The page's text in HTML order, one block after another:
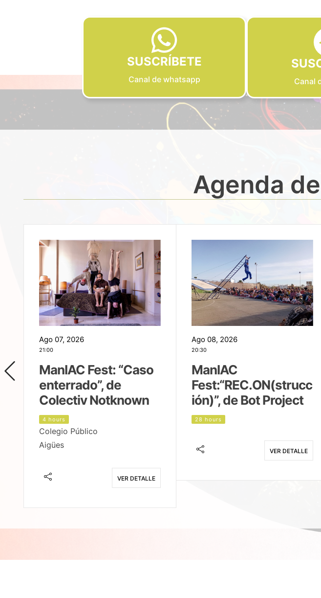
SUSCRÍBETE
Canal de whatsapp Canal
Agenda
Ago 07, 2026
21:00
ManIAC Fest: “Caso
enterrado”, de
Colectiv Notknown
4 hours
Colegio Público
Aigües
VER DETALLE
Ago 08, 2026
20:30
ManIAC
Fest:“REC.ON(strucc
ión)”, de Bot Project
28 hours
VER DETALLE